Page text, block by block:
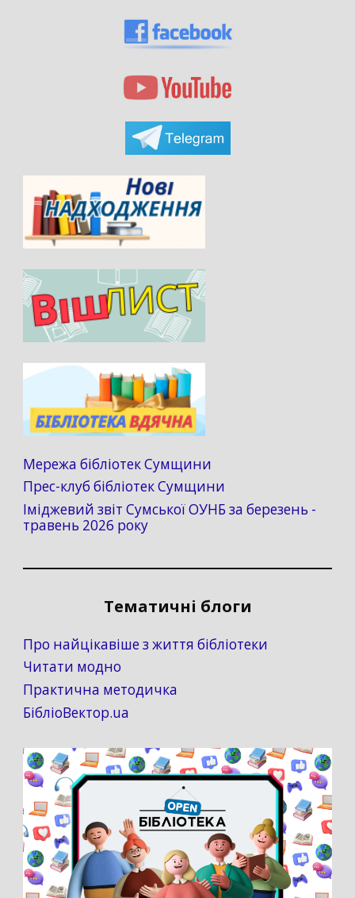
Мережа бібліотек Сумщини
Прес-клуб бібліотек Сумщини
Іміджевий звіт Сумської ОУНБ за березень -
травень 2026 року
Тематичні блоги
Про найцікавіше з життя бібліотеки
Читати модно
Практична методичка
БібліоВектор.ua